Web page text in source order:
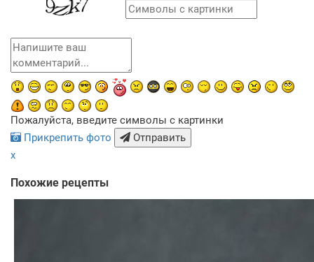
Пожалуйста, введите символы с картинки
Прикрепить фото
Отправить
x
Похожие рецепты